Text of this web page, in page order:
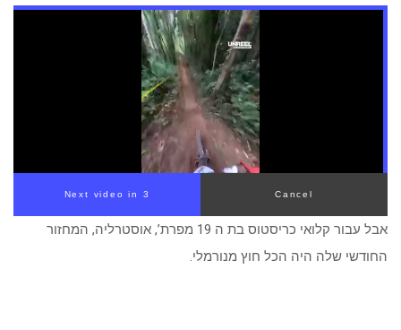
Next video in 2 Cancel
אבל עבור קלואי כריסטוס בת ה 19 מפרת’, אוסטרליה, המחזור
החודשי שלה היה הכל חוץ מנורמלי.